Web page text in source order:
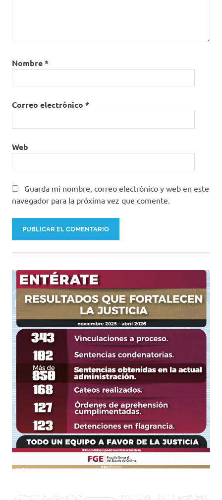
Nombre*
Correo electrónico *
Web
Guarda mi nombre, correo electrónico y web en este
navegador para la próxima vez que comente.